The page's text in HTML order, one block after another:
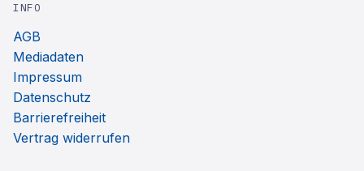
INFO
AGB
Mediadaten
Impressum
Datenschutz
Barrierefreiheit
Vertrag widerrufen